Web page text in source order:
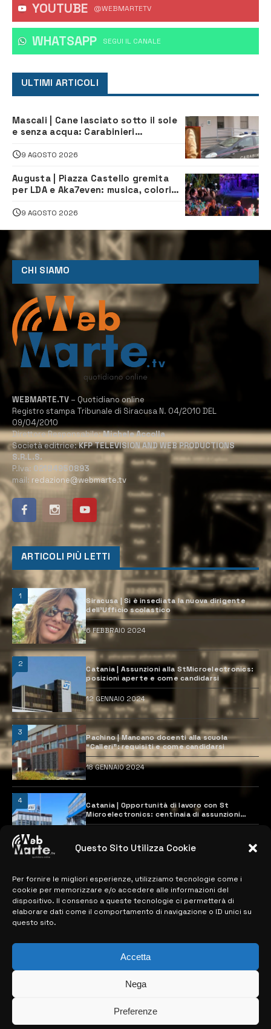
Questo Sito Utilizza Cookie
Per fornire le migliori esperienze, utilizziamo tecnologie come i
cookie per memorizzare e/o accedere alle informazioni del
dispositivo. Il consenso a queste tecnologie ci permetterà di
elaborare dati come il comportamento di navigazione o ID unici su
questo sito.
Accetta
Nega
Preferenze
YOUTUBE @WEBMARTETV
WHATSAPP ‎SEGUI IL CANALE
ULTIMI ARTICOLI
Mascali | Cane lasciato sotto il sole
e senza acqua: Carabinieri
9 AGOSTO 2026
Augusta | Piazza Castello gremita
per LDA e Aka7even: musica, colori
9 AGOSTO 2026
CHI SIAMO
WEBMARTE.TV – Quotidiano online
Registro stampa Tribunale di Siracusa N. 04/2010 DEL
09/04/2010
Direttore Responsabile:Michele Accolla
Società editrice:KFP TELEVISION AND WEB PRODUCTIONS
S.R.L.S.
P.Iva: 02184950893
mail: redazione@webmarte.tv
ARTICOLI PIÙ LETTI
1
Siracusa | Si è insediata la nuova dirigente
dell’Ufficio scolastico
6 FEBBRAIO 2024
2
Catania | Assunzioni alla StMicroelectronics:
posizioni aperte e come candidarsi
12 GENNAIO 2024
3
Pachino | Mancano docenti alla scuola
“Calleri”: requisiti e come candidarsi
18 GENNAIO 2024
4
Catania | Opportunità di lavoro con St
Microelectronics: centinaia di assunzioni
previste
MAPPA DEL SITO
> NOTIZIE